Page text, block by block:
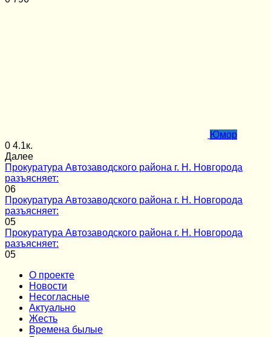
Юмор
0 4.1к.
Далее
Прокуратура Автозаводского района г. Н. Новгорода
разъясняет:
06
Прокуратура Автозаводского района г. Н. Новгорода
разъясняет:
05
Прокуратура Автозаводского района г. Н. Новгорода
разъясняет:
05
О проекте
Новости
Несогласные
Актуально
Жесть
Времена былые